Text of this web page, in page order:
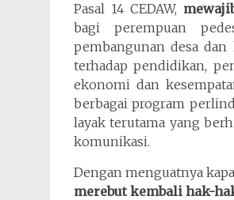
Pasal 14 CEDAW,
bagi perempuan
pembangunan desa dan
terhadap pendidikan,
ekonomi dan
berbagai program
layak terutama yang
komunikasi.
Dengan menguatnya
merebut kembali hak-